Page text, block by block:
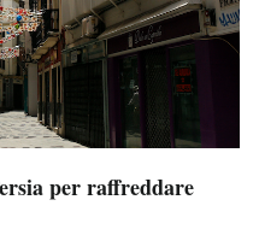
per raffreddare